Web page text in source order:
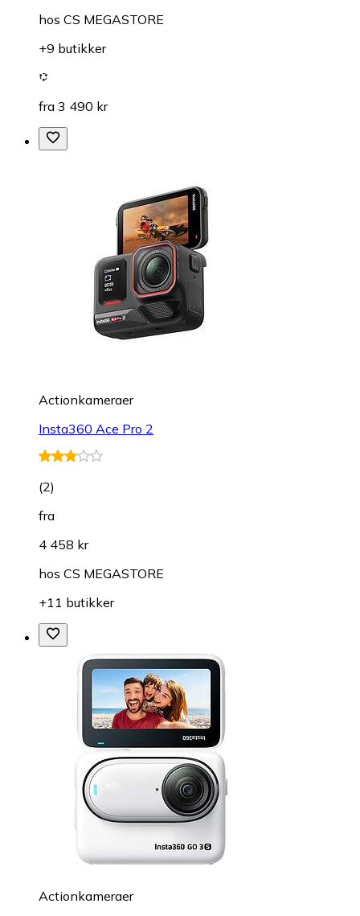
hos CS MEGASTORE
+9 butikker
fra 3 490 kr
Actionkameraer
Insta360 Ace Pro 2
(2)
fra
4 458 kr
hos CS MEGASTORE
+11 butikker
Actionkameraer